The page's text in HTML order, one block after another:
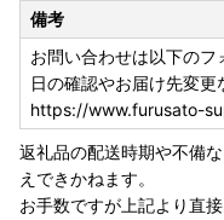
備考
お問い合わせは以下の
日の確認やお届け先変更
https://www.furusato-
返礼品の配送時期や不備
えできかねます。
お手数ですが上記より直